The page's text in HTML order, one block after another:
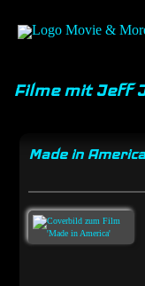
Filme mit Jeff
Made in